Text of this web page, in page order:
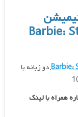
Barbie:
دو زبانه با
همراه با لینک